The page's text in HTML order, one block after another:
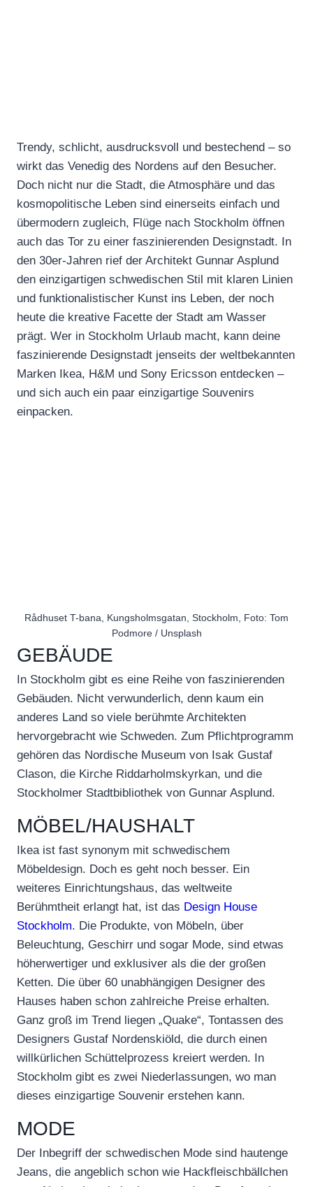
Trendy, schlicht, ausdrucksvoll und bestechend – so
wirkt das Venedig des Nordens auf den Besucher.
Doch nicht nur die Stadt, die Atmosphäre und das
kosmopolitische Leben sind einerseits einfach und
übermodern zugleich, Flüge nach Stockholm öffnen
auch das Tor zu einer faszinierenden Designstadt. In
den 30er-Jahren rief der Architekt Gunnar Asplund
den einzigartigen schwedischen Stil mit klaren Linien
und funktionalistischer Kunst ins Leben, der noch
heute die kreative Facette der Stadt am Wasser
prägt. Wer in Stockholm Urlaub macht, kann deine
faszinierende Designstadt jenseits der weltbekannten
Marken Ikea, H&M und Sony Ericsson entdecken –
und sich auch ein paar einzigartige Souvenirs
einpacken.
Rådhuset T-bana, Kungsholmsgatan, Stockholm, Foto: Tom
Podmore / Unsplash
GEBÄUDE
In Stockholm gibt es eine Reihe von faszinierenden
Gebäuden. Nicht verwunderlich, denn kaum ein
anderes Land so viele berühmte Architekten
hervorgebracht wie Schweden. Zum Pflichtprogramm
gehören das Nordische Museum von Isak Gustaf
Clason, die Kirche Riddarholmskyrkan, und die
Stockholmer Stadtbibliothek von Gunnar Asplund.
MÖBEL/HAUSHALT
Ikea ist fast synonym mit schwedischem
Möbeldesign. Doch es geht noch besser. Ein
weiteres Einrichtungshaus, das weltweite
Berühmtheit erlangt hat, ist das Design House
Stockholm. Die Produkte, von Möbeln, über
Beleuchtung, Geschirr und sogar Mode, sind etwas
höherwertiger und exklusiver als die der großen
Ketten. Die über 60 unabhängigen Designer des
Hauses haben schon zahlreiche Preise erhalten.
Ganz groß im Trend liegen „Quake“, Tontassen des
Designers Gustaf Nordenskiöld, die durch einen
willkürlichen Schüttelprozess kreiert werden. In
Stockholm gibt es zwei Niederlassungen, wo man
dieses einzigartige Souvenir erstehen kann.
MODE
Der Inbegriff der schwedischen Mode sind hautenge
Jeans, die angeblich schon wie Hackfleischbällchen